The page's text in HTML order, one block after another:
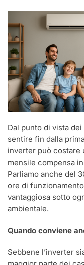
Dal punto di vista
sentire fin dalla
inverter può costare
mensile compensa
Parliamo anche del
ore di
vantaggiosa sotto
ambientale.
Quando conviene
Sebbene l’inverter